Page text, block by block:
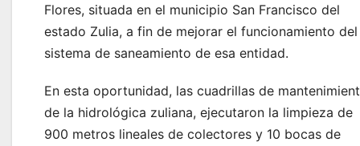
Flores, situada en el municipio San Francisco del
estado Zulia, a fin de mejorar el funcionamiento del
sistema de saneamiento de esa entidad.
En esta oportunidad, las cuadrillas de
de la hidrológica zuliana, ejecutaron la limpieza de
900 metros lineales de colectores y 10 bocas de